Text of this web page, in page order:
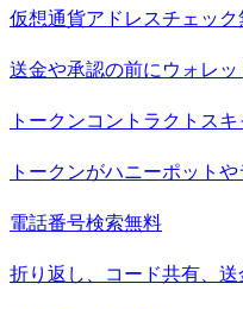
仮想通貨アドレスチェック
送金や承認の前にウォレ
トークンコントラクトスキ
トークンがハニーポット
電話番号検索無料
折り返し、コード共有、